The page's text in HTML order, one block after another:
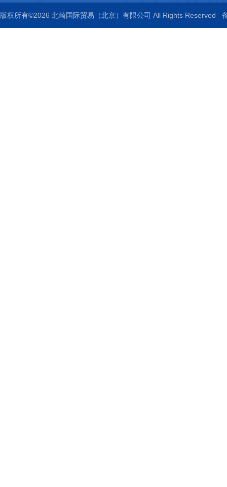
版权所有©2026 北崎国际贸易（北京）有限公司 All Rights Reserved